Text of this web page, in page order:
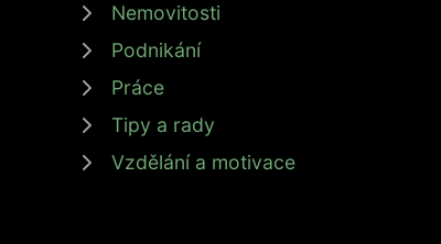
Nemovitosti
Podnikání
Práce
Tipy a rady
Vzdělání a motivace